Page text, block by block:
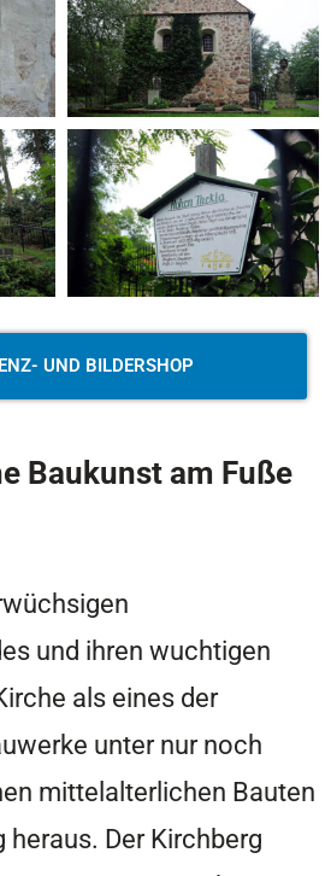
UND BILDERSHOP
Baukunst am Fuße
und ihren wuchtigen
als eines der
unter nur noch
mittelalterlichen Bauten
heraus. Der Kirchberg